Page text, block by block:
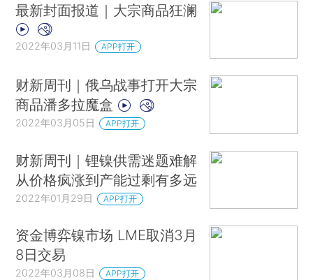
最新封面报道｜大宗商品狂澜
2022年03月11日 APP打开
财新周刊｜俄乌战事打开大宗
商品潘多拉魔盒
2022年03月05日 APP打开
财新周刊｜锂镍供需迷题难解
从价格疯涨到产能过剩有多远
2022年01月29日 APP打开
资金博弈镍市场 LME取消3月
8日交易
2022年03月08日 APP打开